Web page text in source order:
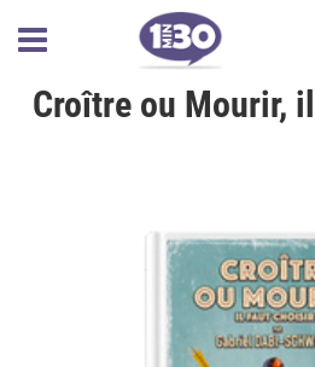
Croître ou Mourir,